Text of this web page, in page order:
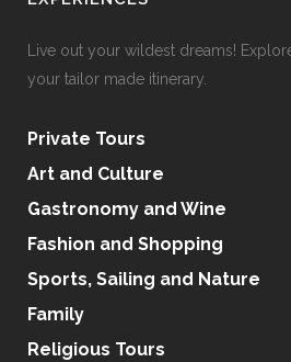
Live out your wildest dreams!
your tailor made itinerary.
Private Tours
Art and Culture
Gastronomy and Wine
Fashion and Shopping
Sports, Sailing and Nature
Family
Religious Tours